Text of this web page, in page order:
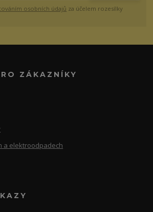
osobních údajů za účelem rozesílky
ZÁKAZNÍKY
a elektroodpadech